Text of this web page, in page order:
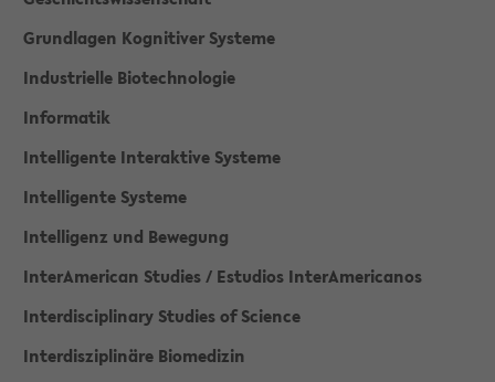
Grundlagen Kognitiver Systeme
Industrielle Biotechnologie
Informatik
Intelligente Interaktive Systeme
Intelligente Systeme
Intelligenz und Bewegung
InterAmerican Studies / Estudios InterAmericanos
Interdisciplinary Studies of Science
Interdisziplinäre Biomedizin